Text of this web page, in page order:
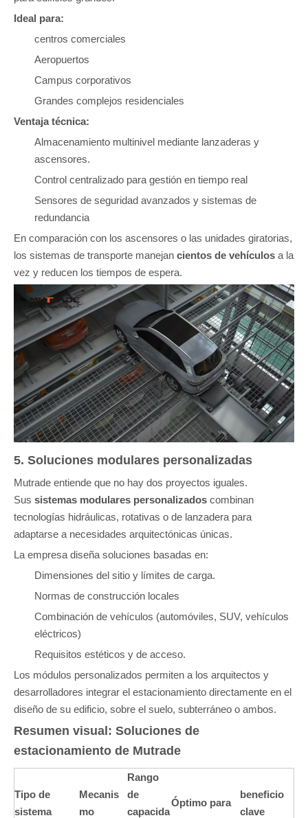
Ideal para:
centros comerciales
Aeropuertos
Campus corporativos
Grandes complejos residenciales
Ventaja técnica:
Almacenamiento multinivel mediante lanzaderas y
ascensores.
Control centralizado para gestión en tiempo real
Sensores de seguridad avanzados y sistemas de
redundancia
En comparación con los ascensores o las unidades giratorias,
los sistemas de transporte manejan cientos de vehículos a la
vez y reducen los tiempos de espera.
5. Soluciones modulares personalizadas
Mutrade entiende que no hay dos proyectos iguales.
Sus sistemas modulares personalizados combinan
tecnologías hidráulicas, rotativas o de lanzadera para
adaptarse a necesidades arquitectónicas únicas.
La empresa diseña soluciones basadas en:
Dimensiones del sitio y límites de carga.
Normas de construcción locales
Combinación de vehículos (automóviles, SUV, vehículos
eléctricos)
Requisitos estéticos y de acceso.
Los módulos personalizados permiten a los arquitectos y
desarrolladores integrar el estacionamiento directamente en el
diseño de su edificio, sobre el suelo, subterráneo o ambos.
Resumen visual: Soluciones de
estacionamiento de Mutrade
Tipo de
sistema
Mecanis
mo
Rango
de
capacida
Óptimo para
beneficio
clave